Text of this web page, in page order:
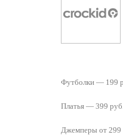
Футболки — 199
Платья — 399 руб.
Джемперы от 299